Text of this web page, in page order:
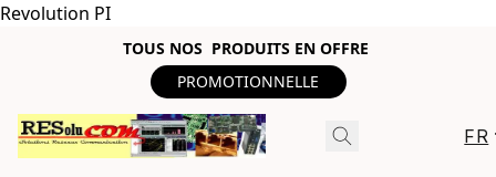
Revolution PI
TOUS NOS PRODUITS EN OFFRE
PROMOTIONNELLE
FR